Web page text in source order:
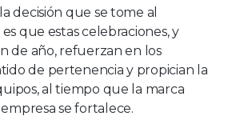
decisión que se tome al
que estas celebraciones, y
de año, refuerzan en los
de pertenencia y propician la
al tiempo que la marca
se fortalece.